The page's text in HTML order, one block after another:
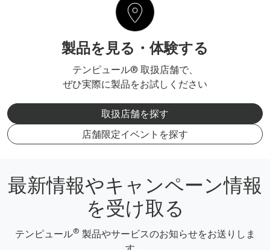
製品を見る・体験する
テンピュール® 取扱店舗で、
ぜひ実際に製品をお試しください
取扱店舗を探す
店舗限定イベントを探す
最新情報やキャンペーン情報
を受け取る
テンピュール® 製品やサービスのお知らせをお送りしま